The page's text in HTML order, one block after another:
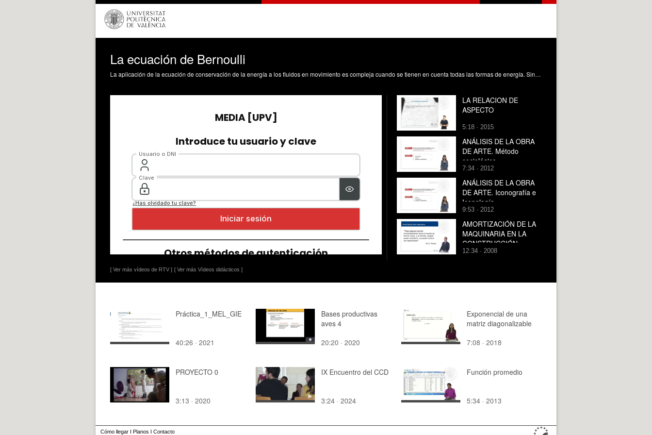
La ecuación de Bernoulli
La aplicación de la ecuación de conservación de la energía a los fluidos en movimiento es compleja cuando se tienen en cuenta todas las formas de energía. Sin embargo, la particularización de esta ecuación en régimen permanente cuando se tienen en cuenta solamente las manifestaciones de energía mecánica en los fluidos, es un concepto mucho más simple, representado en la Ecuación de Bernoulli. Se presenta en este objeto, esta ecuación que relaciona todas las formas de energía cinética y potencial a lo largo de una línea de corriente en un fluido y se analizan las posibles implicaciones prácticas de esta ecuación como acercamiento al análisis energético en este tipo de flujos. López Jiménez, PA. (2014). La ecuación de Bernoulli. https://riunet.upv.es/handle/10251/38626
[ Ver más vídeos de RTV ] [ Ver más Vídeos didácticos ]
LA RELACION DE
ASPECTO
5:18 · 2015
ANÁLISIS DE LA OBRA
DE ARTE. Método
sociológico
7:34 · 2012
ANÁLISIS DE LA OBRA
DE ARTE. Iconografía e
Iconología
9:53 · 2012
AMORTIZACIÓN DE LA
MAQUINARIA EN LA
CONSTRUCCIÓN
12:34 · 2008
Práctica_1_MEL_GIE
40:26 · 2021
Bases productivas
aves 4
20:20 · 2020
Exponencial de una
matriz diagonalizable
7:08 · 2018
PROYECTO 0
3:13 · 2020
IX Encuentro del CCD
3:24 · 2024
Función promedio
5:34 · 2013
Cómo llegar I Planos I Contacto